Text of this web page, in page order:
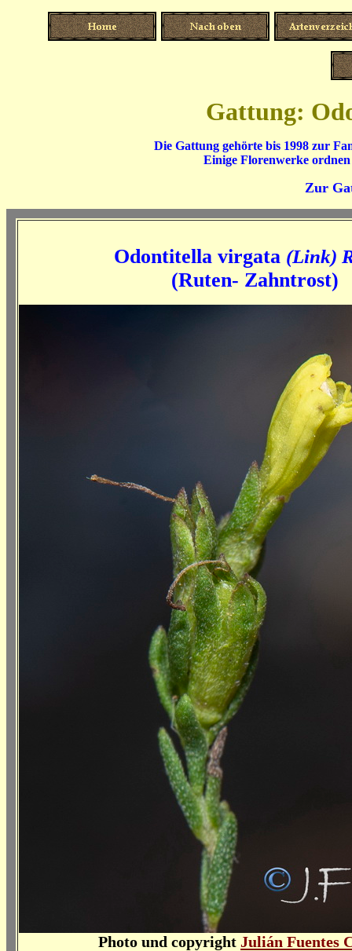
Gattung:
Die Gattung gehörte bis 1998 zur
Einige Florenwerke
Zur
Odontitella virgata (Link)
(Ruten- Zahntrost)
Photo und copyright Julián Fuentes